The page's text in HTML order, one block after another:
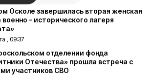
Осколе завершилась вторая женская
военно - исторического лагеря
, 09:37
отделении фонда
Отечества» прошла встреча с
участников СВО